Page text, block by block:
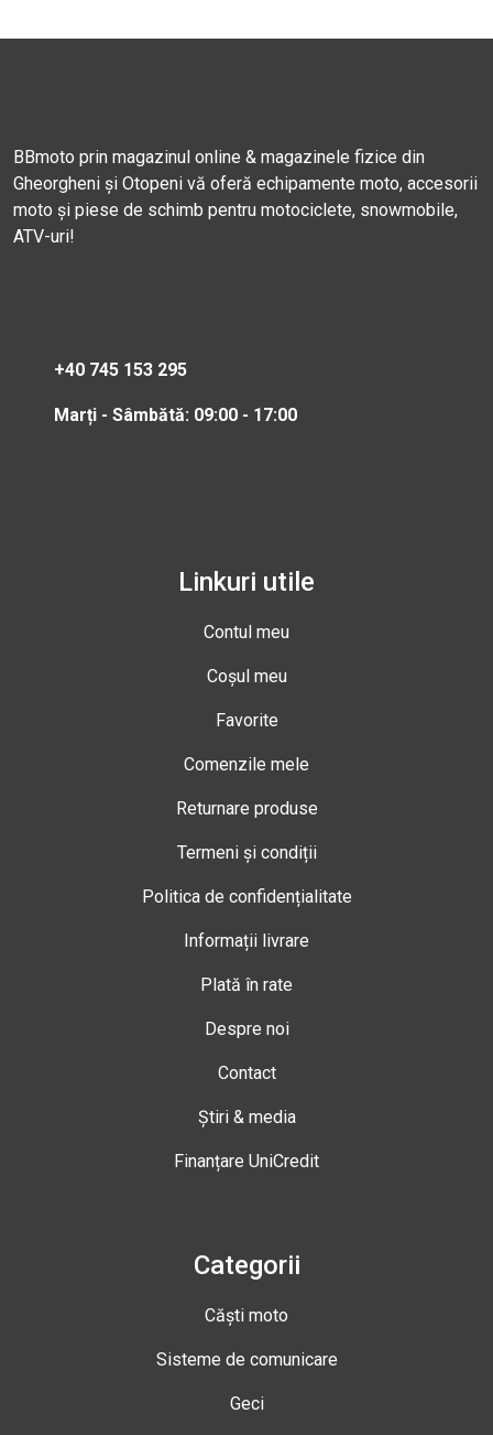
BBmoto prin magazinul online & magazinele fizice din
Gheorgheni și Otopeni vă oferă echipamente moto, accesorii
moto și piese de schimb pentru motociclete, snowmobile,
ATV-uri!
+40 745 153 295
Marți - Sâmbătă: 09:00 - 17:00
Linkuri utile
Contul meu
Coșul meu
Favorite
Comenzile mele
Returnare produse
Termeni și condiții
Politica de confidențialitate
Informații livrare
Plată în rate
Despre noi
Contact
Știri & media
Finanțare UniCredit
Categorii
Căști moto
Sisteme de comunicare
Geci